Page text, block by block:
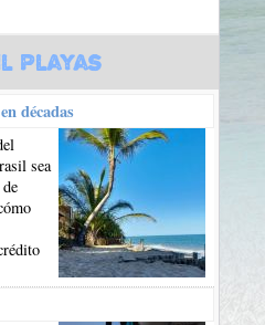
Playas
décadas
sea